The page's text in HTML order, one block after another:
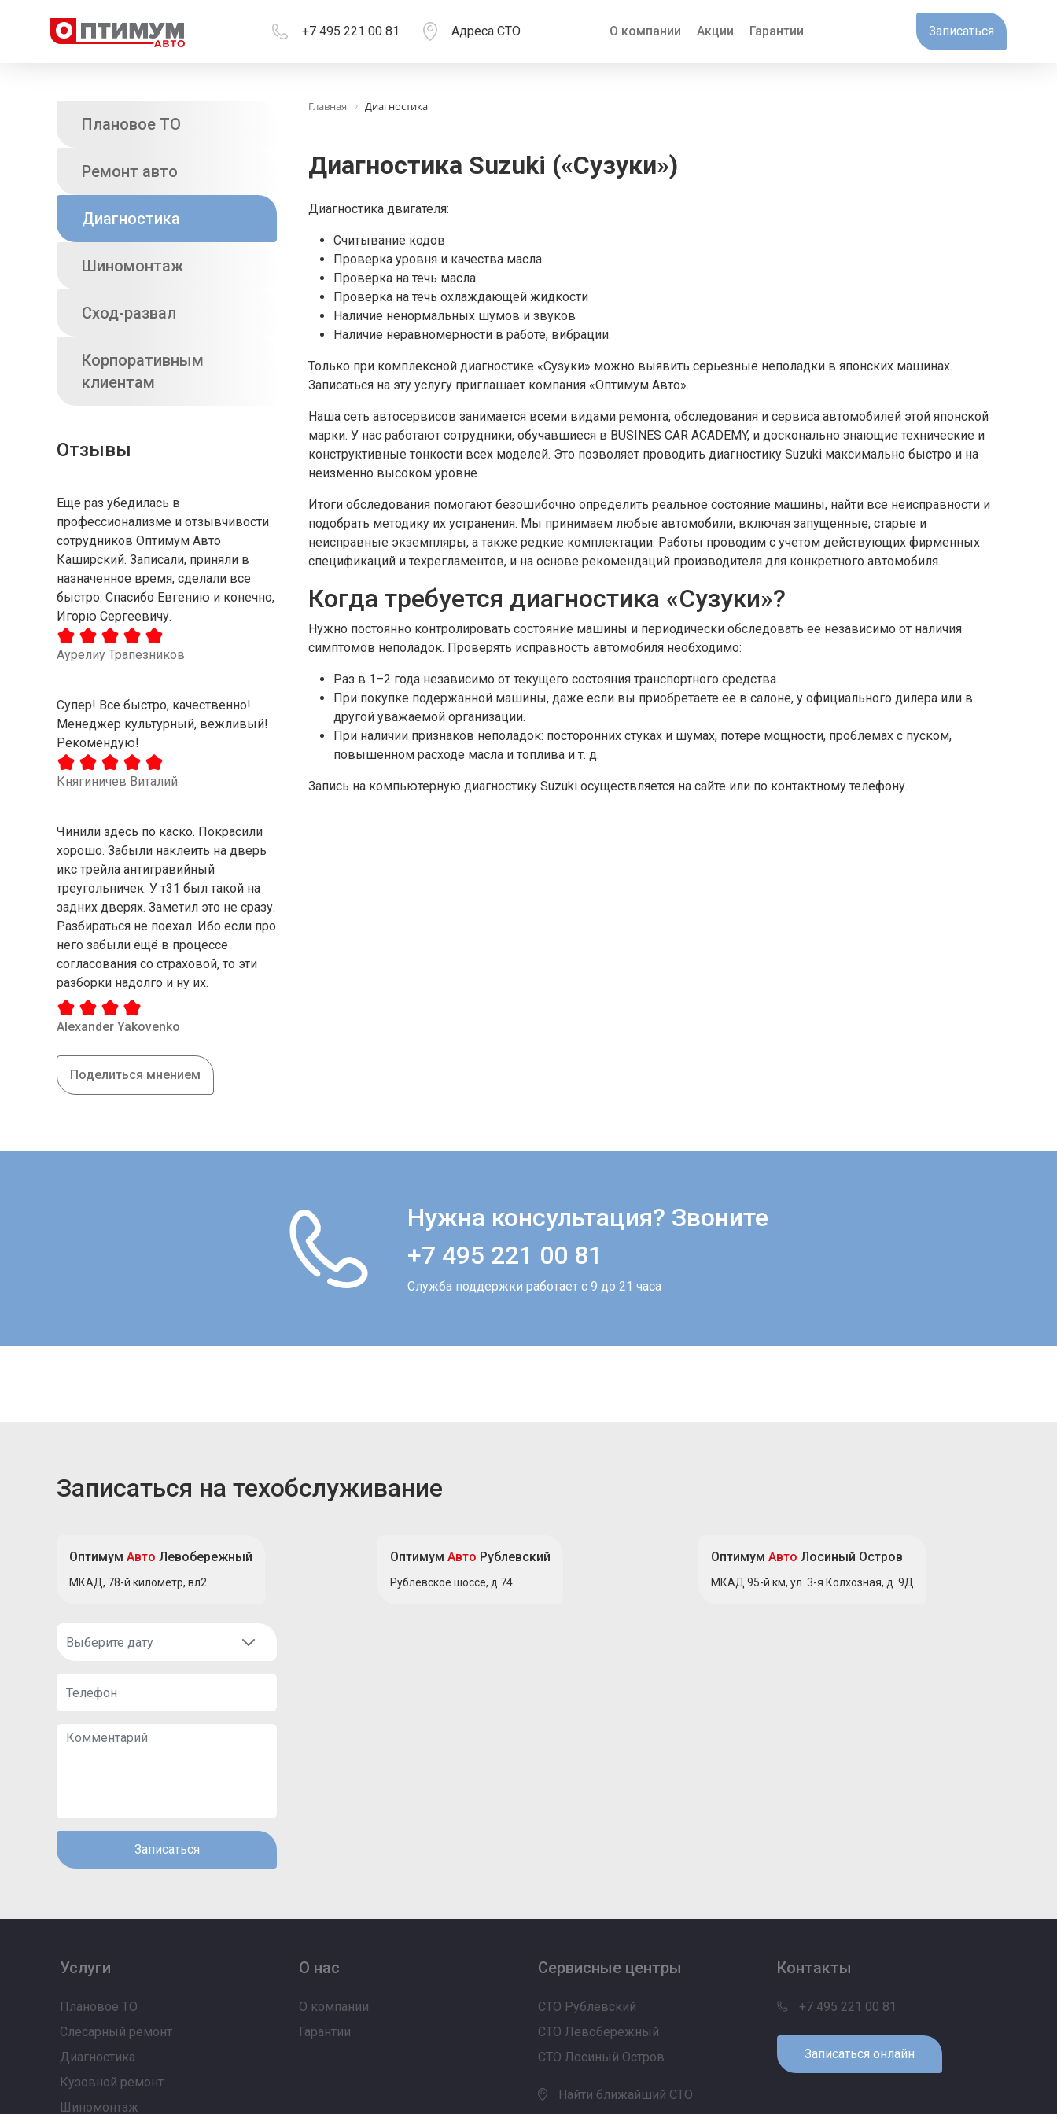
+7 495 221 00 81 Адреса СТО О компании Акции Гарантии Записаться
Плановое ТО
Ремонт авто
Диагностика
Шиномонтаж
Сход-развал
Корпоративным
клиентам
Отзывы
Еще раз убедилась в
профессионализме и отзывчивости
сотрудников Оптимум Авто
Каширский. Записали, приняли в
назначенное время, сделали все
быстро. Спасибо Евгению и конечно,
Игорю Сергеевичу.
Аурелиу Трапезников
Супер! Все быстро, качественно!
Менеджер культурный, вежливый!
Рекомендую!
Княгиничев Виталий
Чинили здесь по каско. Покрасили
хорошо. Забыли наклеить на дверь
икс трейла антигравийный
треугольничек. У т31 был такой на
задних дверях. Заметил это не сразу.
Разбираться не поехал. Ибо если про
него забыли ещё в процессе
согласования со страховой, то эти
разборки надолго и ну их.
Alexander Yakovenko
Поделиться мнением
Главная Диагностика
Диагностика Suzuki («Сузуки»)
Диагностика двигателя:
Считывание кодов
Проверка уровня и качества масла
Проверка на течь масла
Проверка на течь охлаждающей жидкости
Наличие ненормальных шумов и звуков
Наличие неравномерности в работе, вибрации.
Только при комплексной диагностике «Сузуки» можно выявить серьезные неполадки в японских машинах.
Записаться на эту услугу приглашает компания «Оптимум Авто».
Наша сеть автосервисов занимается всеми видами ремонта, обследования и сервиса автомобилей этой японской
марки. У нас работают сотрудники, обучавшиеся в BUSINES CAR ACADEMY, и досконально знающие технические и
конструктивные тонкости всех моделей. Это позволяет проводить диагностику Suzuki максимально быстро и на
неизменно высоком уровне.
Итоги обследования помогают безошибочно определить реальное состояние машины, найти все неисправности и
подобрать методику их устранения. Мы принимаем любые автомобили, включая запущенные, старые и
неисправные экземпляры, а также редкие комплектации. Работы проводим с учетом действующих фирменных
спецификаций и техрегламентов, и на основе рекомендаций производителя для конкретного автомобиля.
Когда требуется диагностика «Сузуки»?
Нужно постоянно контролировать состояние машины и периодически обследовать ее независимо от наличия
симптомов неполадок. Проверять исправность автомобиля необходимо:
Раз в 1–2 года независимо от текущего состояния транспортного средства.
При покупке подержанной машины, даже если вы приобретаете ее в салоне, у официального дилера или в
другой уважаемой организации.
При наличии признаков неполадок: посторонних стуках и шумах, потере мощности, проблемах с пуском,
повышенном расходе масла и топлива и т. д.
Запись на компьютерную диагностику Suzuki осуществляется на сайте или по контактному телефону.
Нужна консультация? Звоните
+7 495 221 00 81
Служба поддержки работает с 9 до 21 часа
Записаться на техобслуживание
Оптимум Авто Левобережный
МКАД, 78-й километр, вл2.
Оптимум Авто Рублевский
Рублёвское шоссе, д.74
Оптимум Авто Лосиный Остров
МКАД 95-й км, ул. 3-я Колхозная, д. 9Д
Записаться
Услуги
Плановое ТО
Слесарный ремонт
Диагностика
Кузовной ремонт
Шиномонтаж
О нас
О компании
Гарантии
Сервисные центры
СТО Рублевский
СТО Левобережный
СТО Лосиный Остров
Найти ближайший СТО
Контакты
+7 495 221 00 81
Записаться онлайн